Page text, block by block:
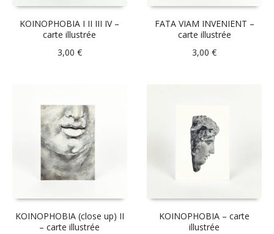
KOINOPHOBIA I II III IV –
carte illustrée
3,00 €
FATA VIAM INVENIENT –
carte illustrée
3,00€
KOINOPHOBIA (close up) II
– carte illustrée
KOINOPHOBIA – carte
illustrée